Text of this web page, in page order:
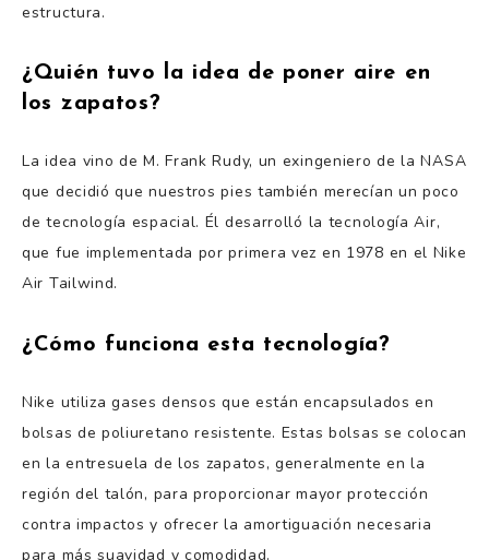
estructura.
¿Quién tuvo la idea de poner aire en
los zapatos?
La idea vino de M. Frank Rudy, un exingeniero de la NASA
que decidió que nuestros pies también merecían un poco
de tecnología espacial. Él desarrolló la tecnología Air,
que fue implementada por primera vez en 1978 en el Nike
Air Tailwind.
¿Cómo funciona esta tecnología?
Nike utiliza gases densos que están encapsulados en
bolsas de poliuretano resistente. Estas bolsas se colocan
en la entresuela de los zapatos, generalmente en la
región del talón, para proporcionar mayor protección
contra impactos y ofrecer la amortiguación necesaria
para más suavidad y comodidad.